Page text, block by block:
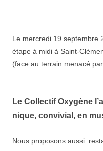
Le mercredi 19 septembre
étape à midi à Saint-
(face au terrain menacé
Le Collectif Oxygène
nique, convivial, en
Nous proposons aussi